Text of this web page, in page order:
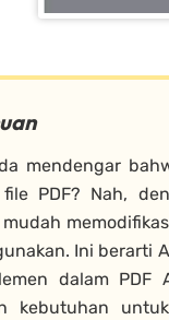
mendengar
PDF? Nah,
Ini berarti
dalam
kebutuhan